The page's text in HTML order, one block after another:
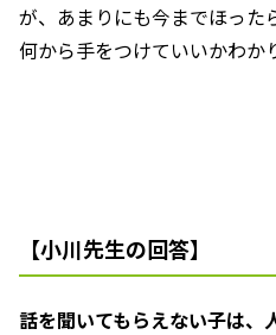
が、あまりにも今までほった
何から手をつけていいかわか
【小川先生の回答】
話を聞いてもらえない子は、